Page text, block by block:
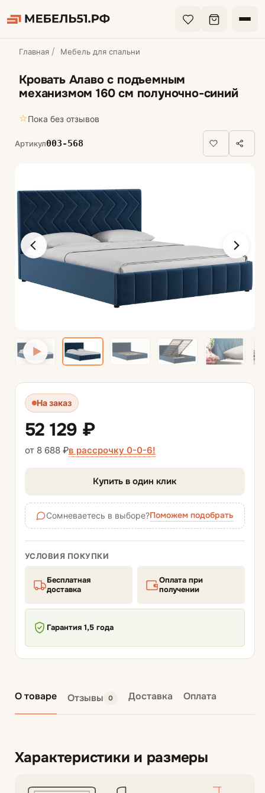
Главная Мебель для спальни
Кровать Алаво с подъемным
механизмом 160 см полуночно-синий
☆Пока без отзывов
Артикул003-568
На заказ
52 129 ₽
от 8 688 ₽в рассрочку 0-0-6!
Купить в один клик
Сомневаетесь в выборе?Поможем подобрать
УСЛОВИЯ ПОКУПКИ
Бесплатная
доставка
Оплата при
получении
Гарантия 1,5 года
О товаре Отзывы 0 Доставка Оплата
Характеристики и размеры